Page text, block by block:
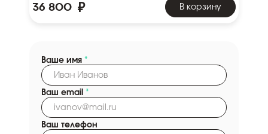
36 800 ₽ В корзину
Ваше имя *
Ваш email *
Ваш телефон